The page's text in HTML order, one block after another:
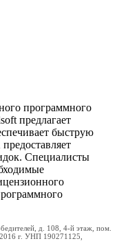
программного
предлагает
быструю
Специалисты
д. 108, 4-й этаж, пом.
г. УНП 190271125,